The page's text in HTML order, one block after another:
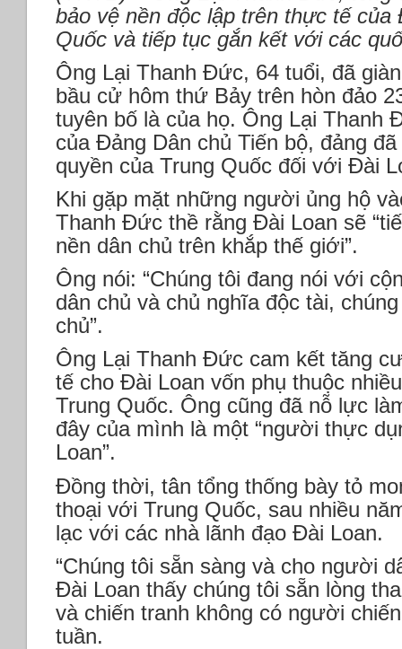
bảo vệ nền độc lập trên thực tế
Quốc và tiếp tục gắn kết với các
Ông Lại Thanh Đức, 64 tuổi, đã
bầu cử hôm thứ Bảy trên hòn đảo
tuyên bố là của họ. Ông Lại Thanh
của Đảng Dân chủ Tiến bộ, đảng
quyền của Trung Quốc đối với Đài
Khi gặp mặt những người ủng hộ
Thanh Đức thề rằng Đài Loan sẽ
nền dân chủ trên khắp thế giới”.
Ông nói: “Chúng tôi đang nói với
dân chủ và chủ nghĩa độc tài,
chủ”.
Ông Lại Thanh Đức cam kết tăng
tế cho Đài Loan vốn phụ thuộc
Trung Quốc. Ông cũng đã nỗ lực
đây của mình là một “người thực
Loan”.
Đồng thời, tân tổng thống bày tỏ
thoại với Trung Quốc, sau nhiều
lạc với các nhà lãnh đạo Đài Loan.
“Chúng tôi sẵn sàng và cho người
Đài Loan thấy chúng tôi sẵn lòng
và chiến tranh không có người
tuần.